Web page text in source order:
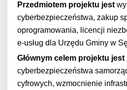
Przedmiotem projektu jest
cyberbezpieczeństwa, zakup
oprogramowania, licencji
e-usług dla Urzędu Gminy w
Głównym celem projektu jest
cyberbezpieczeństwa
cyfrowych, wzmocnienie